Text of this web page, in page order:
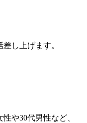
し上げます。
や30代男性など、